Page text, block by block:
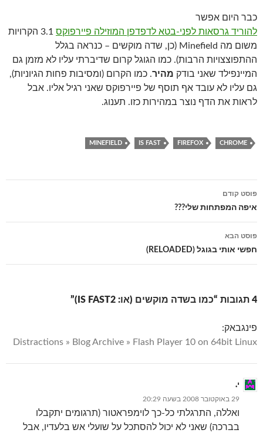
כבר היום אפשר
להוריד גרסאות לפני-בטא לדפדפן המוזילה פיירפוקס
3.1 הקרויות
משום מה Minefield (כן, שדה מוקשים – כנראה בגלל
ההתפוצצויות הרבות). כמו הגוגל קרום שדיברתי עליו לא מזמן גם
המיינפילד שאני בודק מהיר. כמו הקרום (ומסיבות פחות הגיוניות),
גם עליו לא עובד אף תוסף של פיירפוקס שאני רגיל אליו. אבל
לראות את הדף נוצר במהירות כזו. תענוג.
CHROME
FIREFOX
IS FAST
MINEFIELD
ניווט
פוסטים
פוסט קודם
איפה המפתחות שלי???
פוסט הבא
חפשי אותי בגוגל (RELOADED)
4 תגובות “כמו בשדה מוקשים (או: IS FAST2)”
פינגבאק:
Distractions » Blog Archive » Flash Player 10 on 64bit Linux
י.
29 באוקטובר 2008 בשעה 20:29
ואללה, התרגלתי כל-כך לוימפראטור (תרגומים יתקבלו
בברכה) שאני לא יכול להסתכל על שועלי אש בלעדיו, אבל